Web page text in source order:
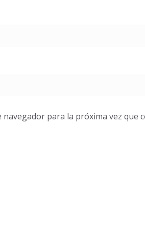
para la próxima vez que